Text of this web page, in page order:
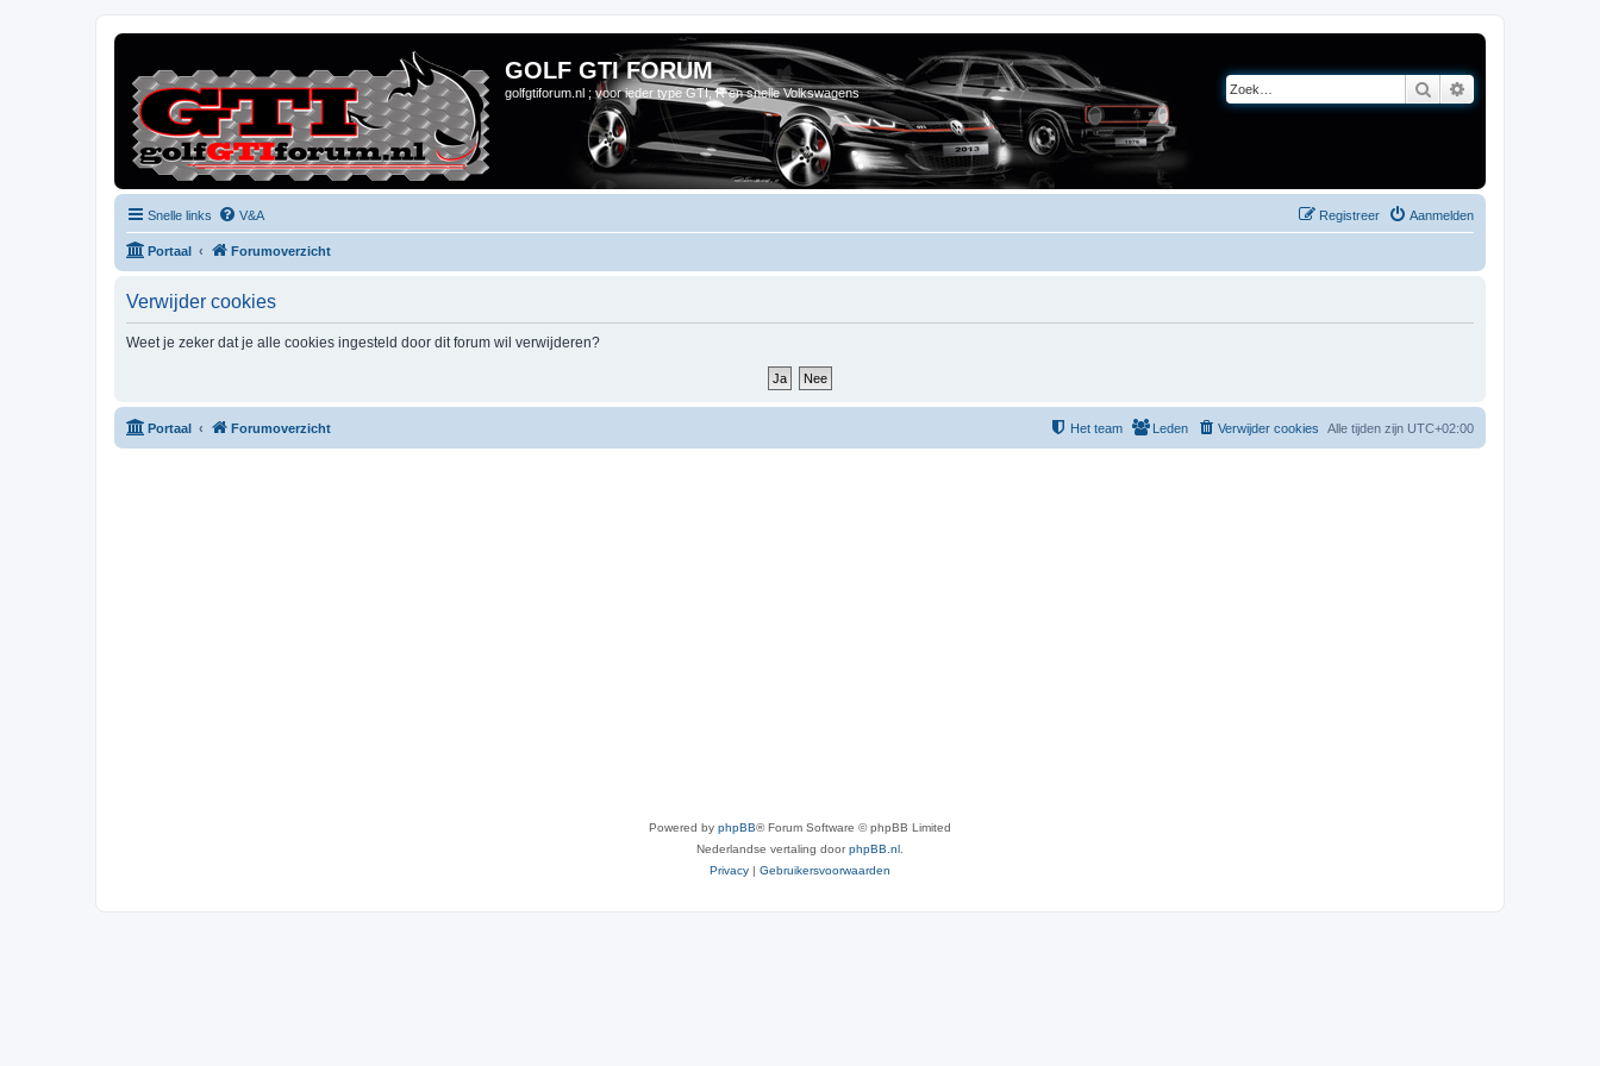
GOLF GTI FORUM
golfgtiforum.nl ; voor ieder type GTI, R en snelle Volkswagens Zoek
Snelle links V&A Aanmelden
Registreer
Portaal Forumoverzicht
Verwijder cookies
Weet je zeker dat je alle cookies ingesteld door dit forum wil verwijderen?
Portaal Forumoverzicht Alle tijden zijn UTC+02:00
Verwijder cookies
Leden
Het team
Powered by phpBB® Forum Software © phpBB Limited
Nederlandse vertaling doorphpBB.nl
Privacy | Gebruikersvoorwaarden